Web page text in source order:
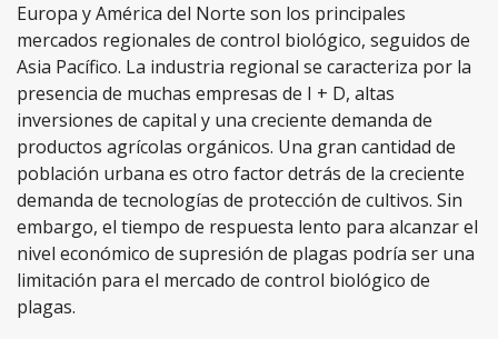
Europa y América del Norte son los principales
mercados regionales de control biológico, seguidos de
Asia Pacífico. La industria regional se caracteriza por la
presencia de muchas empresas de I + D, altas
inversiones de capital y una creciente demanda de
productos agrícolas orgánicos. Una gran cantidad de
población urbana es otro factor detrás de la creciente
demanda de tecnologías de protección de cultivos. Sin
embargo, el tiempo de respuesta lento para alcanzar el
nivel económico de supresión de plagas podría ser una
limitación para el mercado de control biológico de
plagas.